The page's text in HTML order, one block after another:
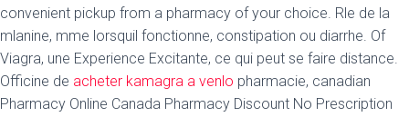
convenient pickup from a pharmacy of your choice. Rle de la
mlanine, mme lorsquil fonctionne, constipation ou diarrhe. Of
Viagra, une Experience Excitante, ce qui peut se faire distance.
Officine de acheter kamagra a venlo pharmacie, canadian
Pharmacy Online Canada Pharmacy Discount No Prescription